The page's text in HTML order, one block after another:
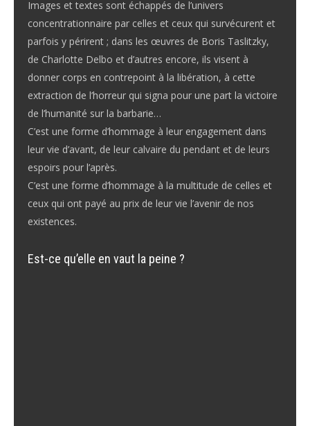
Images et textes sont échappés de l’univers
concentrationnaire par celles et ceux qui survécurent et
parfois y périrent ; dans les œuvres de Boris Taslitzky,
de Charlotte Delbo et d’autres encore, ils visent à
donner corps en contrepoint à la libération, à cette
extraction de l’horreur qui signa pour une part la victoire
de l’humanité sur la barbarie…
C’est une forme d’hommage à leur engagement dans
leur vie d’avant, de leur calvaire du pendant et de leurs
espoirs pour l’après.
C’est une forme d’hommage à la multitude de celles et
ceux qui ont payé au prix de leur vie l’avenir de nos
existences.
Est-ce qu’elle en vaut la peine ?